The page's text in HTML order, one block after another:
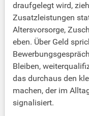
draufgelegt wird,
Zusatzleistungen
Altersvorsorge,
eben. Über Geld
Bleiben,
das durchaus den
machen, der im
signalisiert.